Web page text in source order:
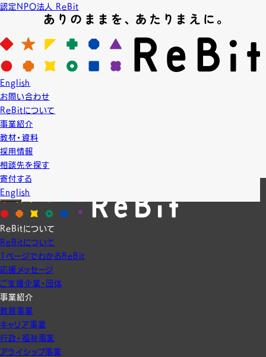
認定NPO法人 ReBit
English
お問い合わせ
ReBitについて
事業紹介
教材・資料
採用情報
相談先を探す
寄付する
English
News
ニュース
2025.8.18
【研修】横浜市青葉区民生委員児童委員協議会
青葉区民生委員児童委員協議会の研修に登壇させていただきました。
多様な性について知る一助となれば幸いです。ありがとうございました。
ReBitについて
ReBitについて
1ページでわかるReBit
応援メッセージ
ご支援企業・団体
事業紹介
教育事業
キャリア事業
行政・福祉事業
アライシップ事業